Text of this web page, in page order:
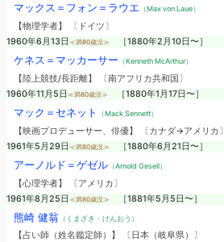
マックス＝フォン＝ラウエ （Max von Laue）
【物理学者】 〔ドイツ〕
1960年6月13日 ≪満80歳没≫ ［1880年2月10日〜］
ケネス＝マッカーサー （Kenneth McArthur）
【陸上競技/長距離】 〔南アフリカ共和国〕
1960年11月5日 ≪満80歳没≫ ［1880年1月17日〜］
マック＝セネット （Mack Sennett）
【映画プロデューサー、俳優】 〔カナダ→アメリカ〕
1961年5月29日 ≪満80歳没≫ ［1880年6月21日〜］
アーノルド＝ゲゼル（Arnold Gesell）
【心理学者】 〔アメリカ〕
1961年8月25日 ≪満80歳没≫ ［1881年5月5日〜］
熊崎 健翁 （くまざき・けんおう）
【占い師（姓名鑑定師）】 〔日本（岐阜県）〕